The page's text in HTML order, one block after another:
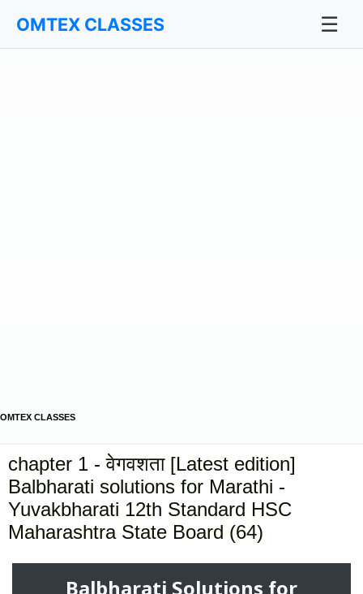
OMTEX CLASSES
OMTEX CLASSES ☰
chapter 1 - वेगवशता [Latest edition]
Balbharati solutions for Marathi -
Yuvakbharati 12th Standard HSC
Maharashtra State Board (64)